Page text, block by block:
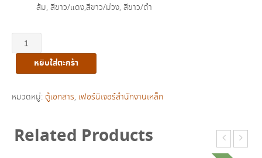
ส้ม, สีขาว/แดง,สีขาว/ม่วง, สีขาว/ดำ
จำนวน
ตู้
เปิด
รุ่น
UNI-
หยิบใส่ตะกร้า
หมวดหมู่: ตู้เอกสาร, เฟอร์นิเจอร์สำนักงานเหล็ก
Related Products